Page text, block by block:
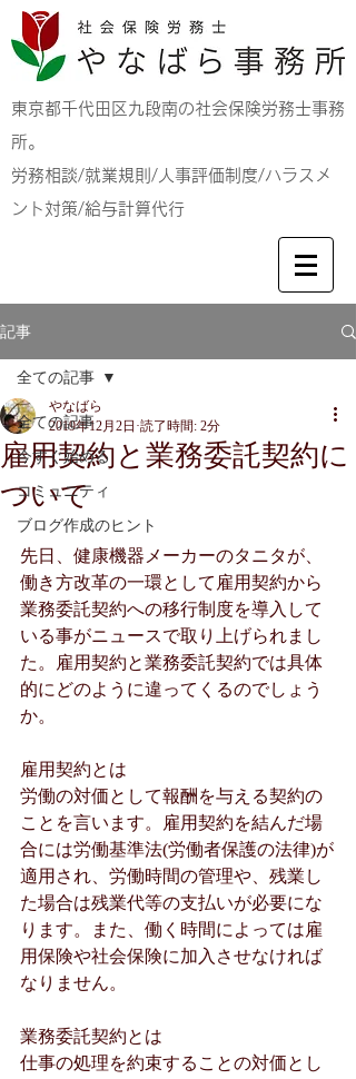
東京都千代田区九段南の社会保険労務士事務
所。
労務相談/就業規則/人事評価制度/ハラスメ
ント対策/給与計算代行
記事
全ての記事
今すぐ始める
コミュニティ
ブログ作成のヒント
全ての記事
雇用契約と業務委託契約に
ついて
やなばら
2019年12月2日 読了時間: 2分
先日、健康機器メーカーのタニタが、
働き方改革の一環として雇用契約から
業務委託契約への移行制度を導入して
いる事がニュースで取り上げられまし
た。雇用契約と業務委託契約では具体
的にどのように違ってくるのでしょう
か。
雇用契約とは
労働の対価として報酬を与える契約の
ことを言います。雇用契約を結んだ場
合には労働基準法(労働者保護の法律)が
適用され、労働時間の管理や、残業し
た場合は残業代等の支払いが必要にな
ります。また、働く時間によっては雇
用保険や社会保険に加入させなければ
なりません。
業務委託契約とは
仕事の処理を約束することの対価とし